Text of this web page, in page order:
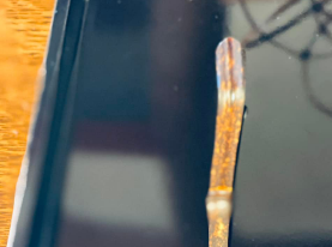
GALLERY
INSPIRATION
ABOUT US
CONTACT